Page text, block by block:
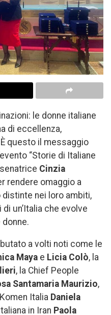
le donne italiane
di eccellenza,
questo il messaggio
“Storie di Italiane
Cinzia
rendere omaggio a
nei loro ambiti,
un’Italia che evolve
a volti noti come le
Maya e Licia Colò, la
, la Chief People
Santamaria Maurizio,
Italia Daniela
in Iran Paola